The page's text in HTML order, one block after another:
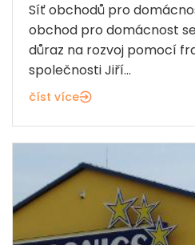
Síť obchodů pro
obchod pro domácnost
důraz na rozvoj pomocí
společnosti Jiří...
číst více